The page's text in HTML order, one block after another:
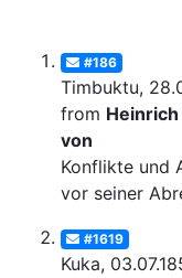
#186
Timbuktu,
from
von
Konflikte und
vor seiner
#1619
Kuka,